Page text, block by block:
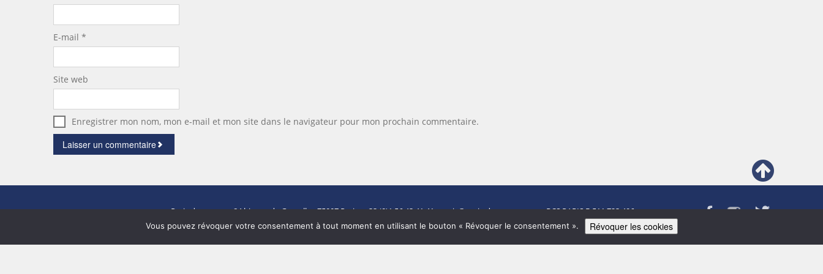
E-mail *
Site web
Enregistrer mon nom, mon e-mail et mon site dans le navigateur pour mon prochain commentaire.
Paris demeures- 84 bis rue de Grenelle -75007 Paris- +33 (0)1 56 43 41 41 -paris@paris-demeures.com- RCS PARIS B 511 723 496
Carte CPI N°7501 2017 000 017 904 délivrée par la CCI de Paris.
Vous pouvez révoquer votre consentement à tout moment en utilisant le bouton « Révoquer le consentement ». Révoquer les cookies